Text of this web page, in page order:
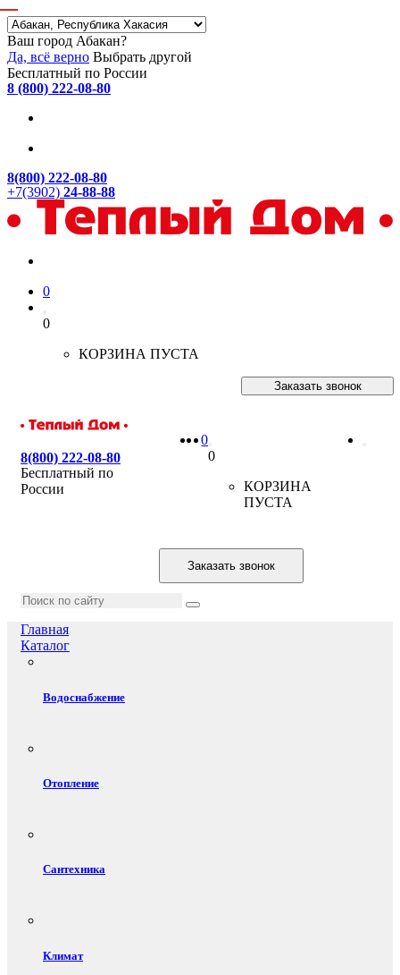
Ваш город Абакан?
Да, всё верно Выбрать другой
Бесплатный по России
8 (800) 222-08-80
8(800) 222-08-80
+7(3902) 24-88-88
0
0
КОРЗИНА ПУСТА
Заказать звонок
8(800) 222-08-80
Бесплатный по
России
0
0
КОРЗИНА
ПУСТА
Заказать звонок
Главная
Каталог
Водоснабжение
Отопление
Сантехника
Климат